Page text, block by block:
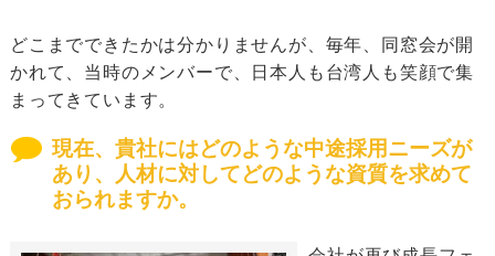
どこまでできたかは分かりませんが、毎年、同窓会が開
かれて、当時のメンバーで、日本人も台湾人も笑顔で集
まってきています。
現在、貴社にはどのような中途採用ニーズが
あり、人材に対してどのような資質を求めて
おられますか。